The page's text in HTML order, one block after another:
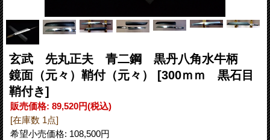
玄武 先丸正夫 青二鋼 黒丹八角水牛柄
鏡面（元々）鞘付（元々）
[300ｍｍ 黒石目
鞘付き]
販売価格: 89,520円(税込)
[在庫数 1点]
希望小売価格: 108,500円